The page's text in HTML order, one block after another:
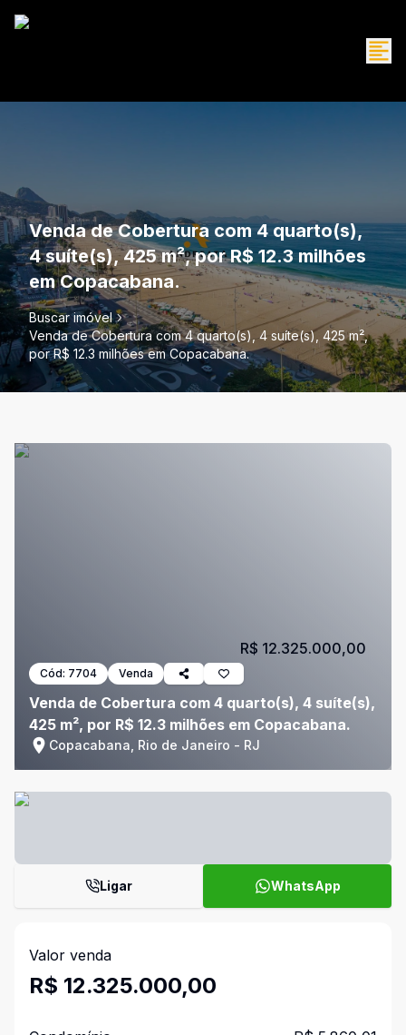
Venda de Cobertura com 4 quarto(s),
4 suíte(s), 425 m², por R$ 12.3 milhões
em Copacabana.
Buscar imóvel
Venda de Cobertura com 4 quarto(s), 4 suíte(s), 425 m²,
por R$ 12.3 milhões em Copacabana.
Cód: 7704 Venda
Venda de Cobertura com 4 quarto(s), 4 suíte(s),
425 m², por R$ 12.3 milhões em Copacabana.
Copacabana, Rio de Janeiro - RJ
R$ 12.325.000,00
Ligar WhatsApp
Valor venda
R$ 12.325.000,00